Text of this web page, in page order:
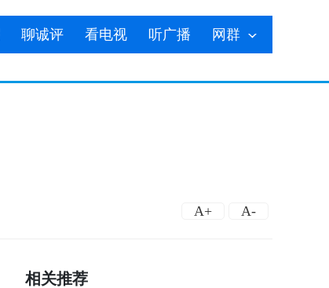
聊诚评 看电视 听广播 网群
A+ A-
相关推荐